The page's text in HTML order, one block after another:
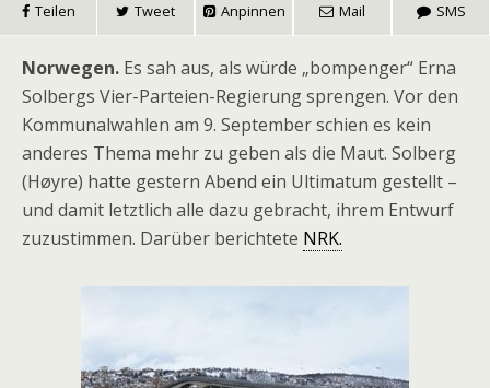
Teilen Tweet Anpinnen Mail SMS
Norwegen. Es sah aus, als würde „bompenger“ Erna
Solbergs Vier-Parteien-Regierung sprengen. Vor den
Kommunalwahlen am 9. September schien es kein
anderes Thema mehr zu geben als die Maut. Solberg
(Høyre) hatte gestern Abend ein Ultimatum gestellt –
und damit letztlich alle dazu gebracht, ihrem Entwurf
zuzustimmen. Darüber berichtete NRK.